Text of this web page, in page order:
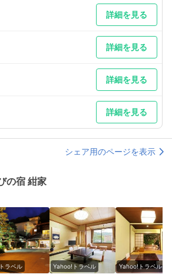
以南の中国地方、また関西・四国地方からお越し
子自動車道走行の際に冬用タイヤ規制がかかる場
詳細を見る
詳細を見る
詳細を見る
詳細を見る
シェア用のページを表示
の宿 紺家
ラベル Yahoo!トラベル Yahoo!トラベル